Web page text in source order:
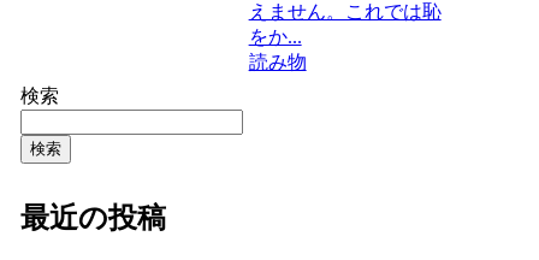
えません。これでは恥
をか...
読み物
検索
検索
最近の投稿